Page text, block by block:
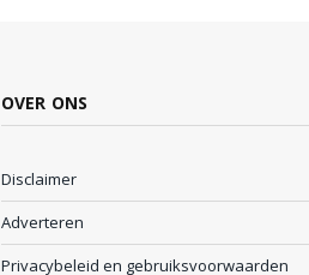
OVER ONS
Disclaimer
Adverteren
Privacybeleid en gebruiksvoorwaarden